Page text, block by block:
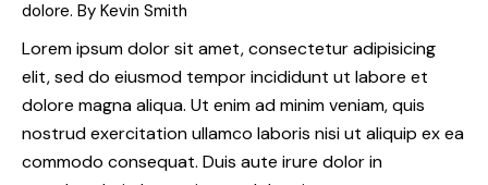
dolore. By Kevin Smith
Lorem ipsum dolor sit amet, consectetur adipisicing
elit, sed do eiusmod tempor incididunt ut labore et
dolore magna aliqua. Ut enim ad minim veniam, quis
nostrud exercitation ullamco laboris nisi ut aliquip ex ea
commodo consequat. Duis aute irure dolor in